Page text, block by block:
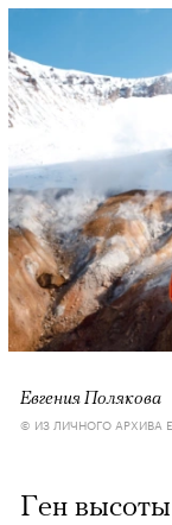
Евгения Полякова
© ИЗ ЛИЧНОГО АРХИВА
Ген высоты